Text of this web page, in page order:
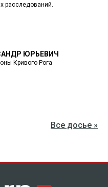
расследований.
ЮРЬЕВИЧ
Кривого Рога
Все досье »